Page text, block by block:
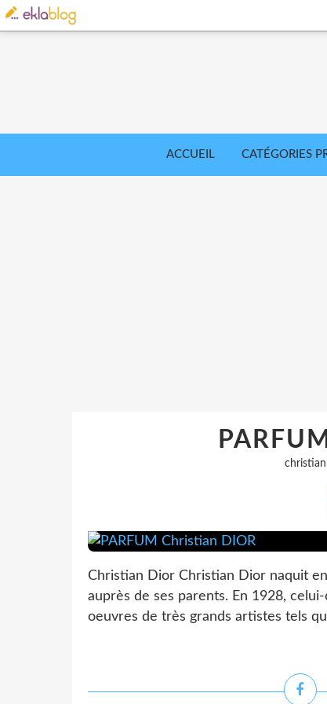
ACCUEIL CATÉGORIES
christian
Christian Dior Christian Dior naquit
auprès de ses parents. En 1928,
oeuvres de très grands artistes tels